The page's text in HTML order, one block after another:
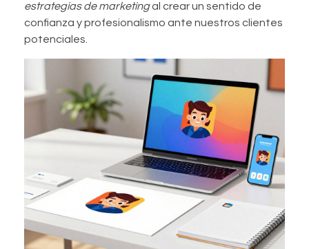
estrategias de marketingal crear un sentido de
confianza y profesionalismo ante nuestros clientes
potenciales.